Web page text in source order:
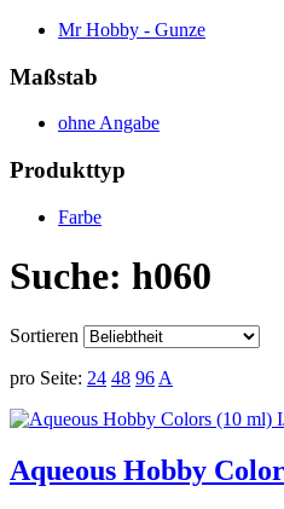
Mr Hobby - Gunze
Maßstab
ohne Angabe
Produkttyp
Farbe
Suche: h060
Sortieren
pro Seite: 24 48 96 A
Aqueous Hobby